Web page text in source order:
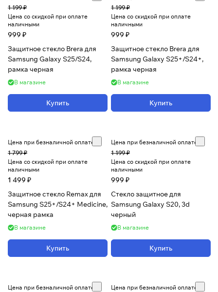
1 199 ₽
Цена со скидкой при оплате
наличными
999 ₽
Защитное стекло Brera для
Samsung Galaxy S25/S24,
рамка черная
В магазине
Купить
1 199 ₽
Цена со скидкой при оплате
наличными
999 ₽
Защитное стекло Brera для
Samsung Galaxy S25+/S24+,
рамка черная
В магазине
Купить
Цена при безналичной оплате
1 799 ₽
Цена со скидкой при оплате
наличными
1 499 ₽
Защитное стекло Remax для
Samsung S25+/S24+ Medicine,
черная рамка
В магазине
Купить
Цена при безналичной оплате
1 199 ₽
Цена со скидкой при оплате
наличными
999 ₽
Стекло защитное для
Samsung Galaxy S20, 3d
черный
В магазине
Купить
Цена при безналичной оплате
Цена при безналичной оплате